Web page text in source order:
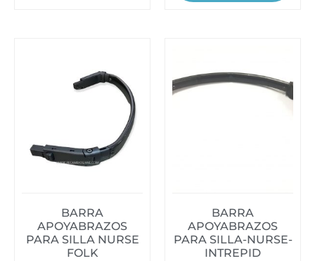
BARRA
APOYABRAZOS
PARA SILLA NURSE
FOLK
BARRA
APOYABRAZOS
PARA SILLA-NURSE-
INTREPID